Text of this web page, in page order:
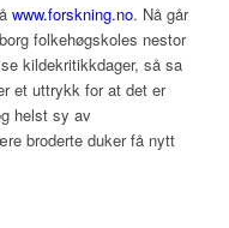
www.forskning.no. Nå går
folkehøgskoles nestor
kildekritikkdager, så sa
et uttrykk for at det er
helst sy av
broderte duker få nytt